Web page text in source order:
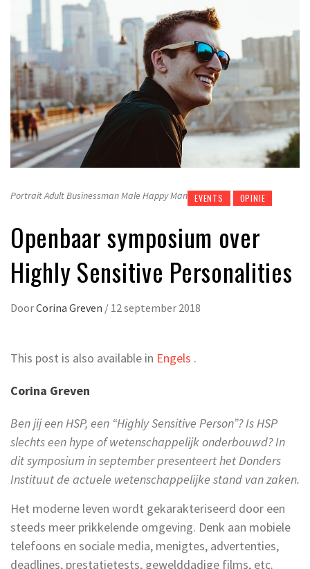
Portrait Adult Businessman Male Happy Man EVENTS OPINIE
Openbaar symposium over
Highly Sensitive Personalities
DoorCorina Greven / 12 september 2018
This post is also available in Engels .
Corina Greven
Ben jij een HSP, een “Highly Sensitive Person”? Is HSP
slechts een hype of wetenschappelijk onderbouwd? In
dit symposium in september presenteert het Donders
Instituut de actuele wetenschappelijke stand van zaken.
Het moderne leven wordt gekarakteriseerd door een
steeds meer prikkelende omgeving. Denk aan mobiele
telefoons en sociale media, menigtes, advertenties,
deadlines, prestatietests, gewelddadige films, etc.